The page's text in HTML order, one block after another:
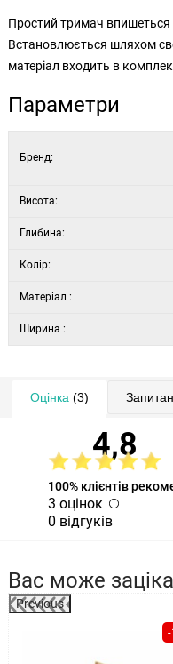
Простий тримач впишеться
Встановлюється шляхом
матеріал входить в
Параметри
Бренд:
Висота:
Глибина:
Колір:
Матеріал :
Ширина :
Оцінка (3)
4,8
100% клієнтів
3 оцінок
0 відгуків
Вас може
Previous
-